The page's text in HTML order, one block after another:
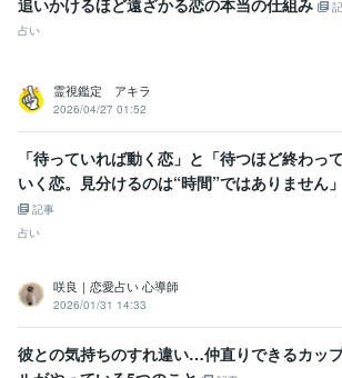
占い
霊視鑑定 アキラ
2026/04/27 01:52
「待っていれば動く恋」と「待つほど終わって
いく恋。見分けるのは“時間”ではありません」
記事
占い
咲良｜恋愛占い 心導師
2026/01/31 14:33
彼との気持ちのすれ違い…仲直りできるカッ